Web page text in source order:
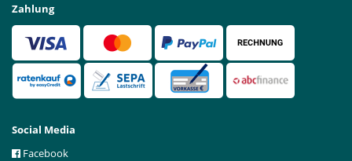
Zahlung
Social Media
Facebook